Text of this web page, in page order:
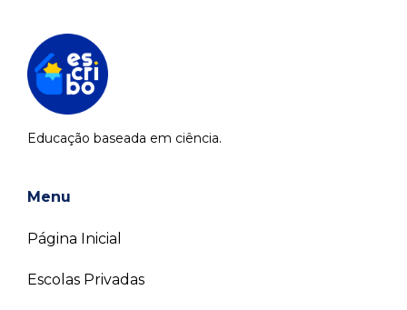
Educação baseada em ciência.
Menu
Página Inicial
Escolas Privadas